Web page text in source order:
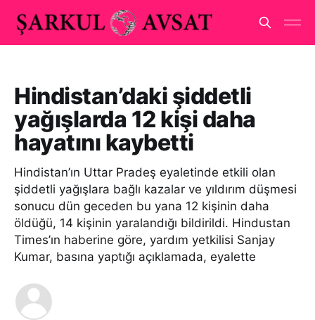
Hindistan’daki şiddetli
yağışlarda 12 kişi daha
hayatını kaybetti
Hindistan’ın Uttar Pradeş eyaletinde etkili olan
şiddetli yağışlara bağlı kazalar ve yıldırım düşmesi
sonucu dün geceden bu yana 12 kişinin daha
öldüğü, 14 kişinin yaralandığı bildirildi. Hindustan
Times’ın haberine göre, yardım yetkilisi Sanjay
Kumar, basına yaptığı açıklamada, eyalette